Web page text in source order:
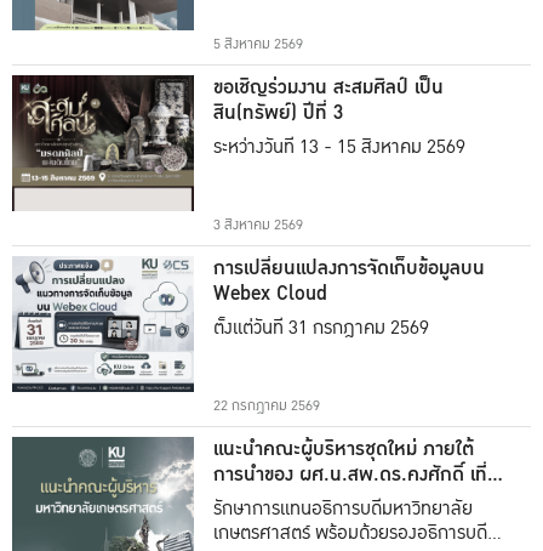
5 สิงหาคม 2569
ขอเชิญร่วมงาน สะสมศิลป์ เป็น
สิน(ทรัพย์) ปีที่ 3
ระหว่างวันที่ 13 - 15 สิงหาคม 2569
3 สิงหาคม 2569
การเปลี่ยนแปลงการจัดเก็บข้อมูลบน
Webex Cloud
ตั้งแต่วันที่ 31 กรกฎาคม 2569
22 กรกฎาคม 2569
แนะนำคณะผู้บริหารชุดใหม่ ภายใต้
การนำของ ผศ.น.สพ.ดร.คงศักดิ์ เที่ยง
ธรรม
รักษาการแทนอธิการบดีมหาวิทยาลัย
เกษตรศาสตร์ พร้อมด้วยรองอธิการบดีทั้ง